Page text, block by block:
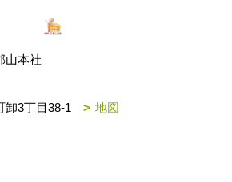
山本社
卸3丁目38-1
地図